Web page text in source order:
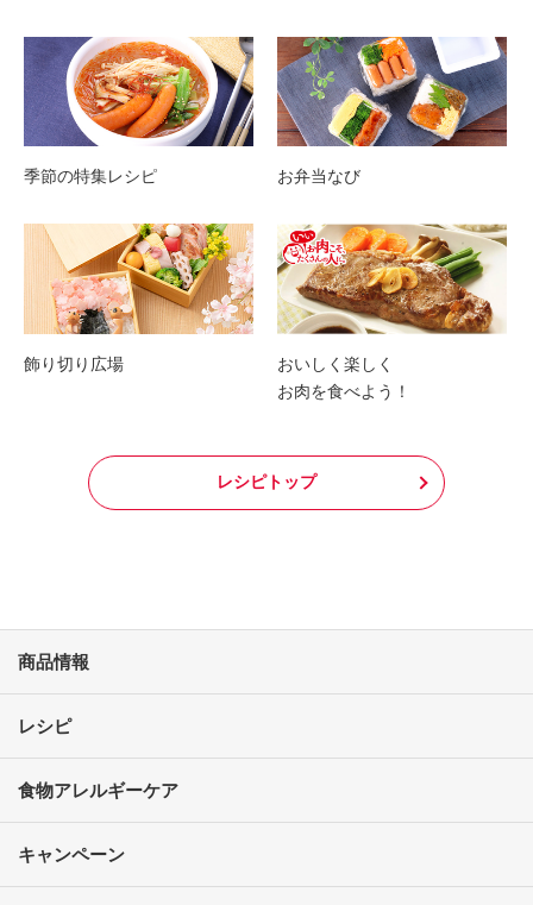
季節の特集レシピ お弁当なび
飾り切り広場
おいしく楽しく
お肉を食べよう！
レシピトップ
商品情報
レシピ
食物アレルギーケア
キャンペーン